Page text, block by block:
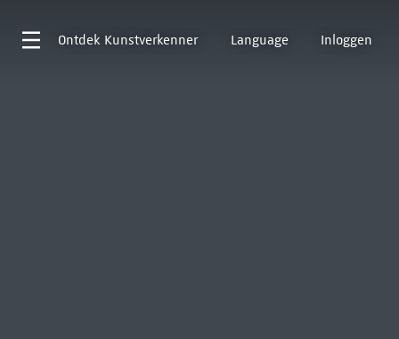
Ontdek Kunstverkenner Language Inloggen